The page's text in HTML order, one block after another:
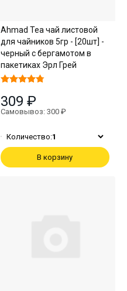
Ahmad Tea чай листовой
для чайников 5гр - [20шт] -
черный с бергамотом в
пакетиках Эрл Грей
309 ₽
Самовывоз: 300 ₽
Количество:1
В корзину